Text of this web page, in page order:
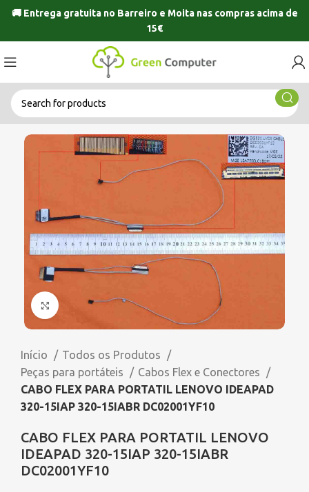
🚚 Entrega gratuita no Barreiro e Moitanas compras acima de
15€
Click to enlarge
Início
Todos os Produtos
Peças para portáteis
Cabos Flex e Conectores
CABO FLEX PARA PORTATIL LENOVO IDEAPAD
320-15IAP 320-15IABR DC02001YF10
CABO FLEX PARA PORTATIL LENOVO
IDEAPAD 320-15IAP 320-15IABR
DC02001YF10